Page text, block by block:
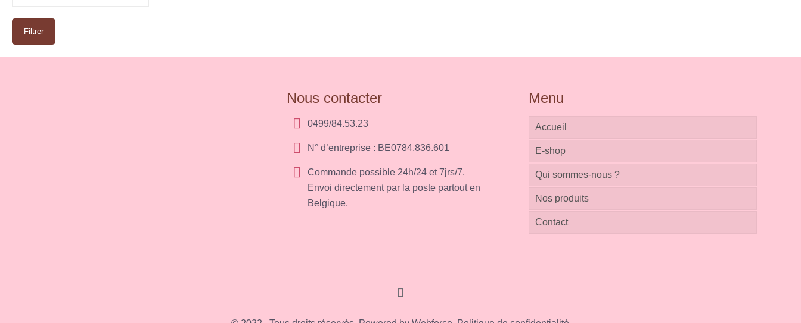
Filtrer
Nous contacter
0499/84.53.23
N° d’entreprise : BE0784.836.601
Commande possible 24h/24 et 7jrs/7.
Envoi directement par la poste partout en
Belgique.
Menu
Accueil
E-shop
Qui sommes-nous ?
Nos produits
Contact